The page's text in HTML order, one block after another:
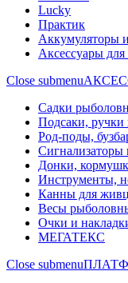
Lucky
Практик
Аккумуляторы и
Аксессуары для
Close submenu
Садки
Подсаки, ручки
Род-поды,
Сигнализаторы
Донки,
Инструменты,
Канны для
Весы
Очки и
МЕГАТЕКС
Close submenu